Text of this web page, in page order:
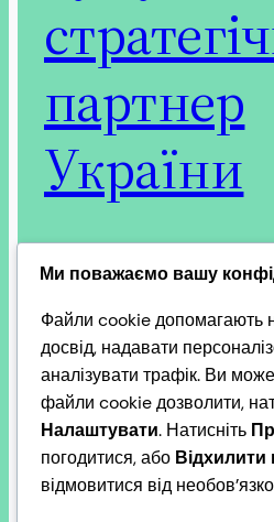
партнер
України
Румунія є стратегічним
підтримку після 2014 року
вторгнення 2022 року.
співпрацю через спільні
енергетичні проекти та
зокрема в межах програм
Румунія-Україна 2021-
взаємовідносин:
Ми поважаємо вашу
Файли cookie допомагають
досвід, надавати
аналізувати трафік. Ви
файли cookie дозволити,
Налаштувати. Натисніть
погодитися, або Відхилити
відмовитися від